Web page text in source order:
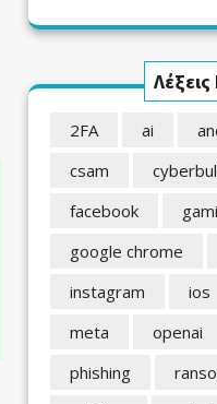
Λέξεις
2FA ai
csam
facebook
google chrome
instagram
ios
meta
openai
phishing